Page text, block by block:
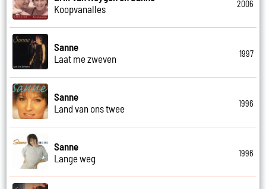
Koopvanalles
2006
Sanne
Laat me zweven
1997
Sanne
Land van ons twee
1996
Sanne
Lange weg
1996